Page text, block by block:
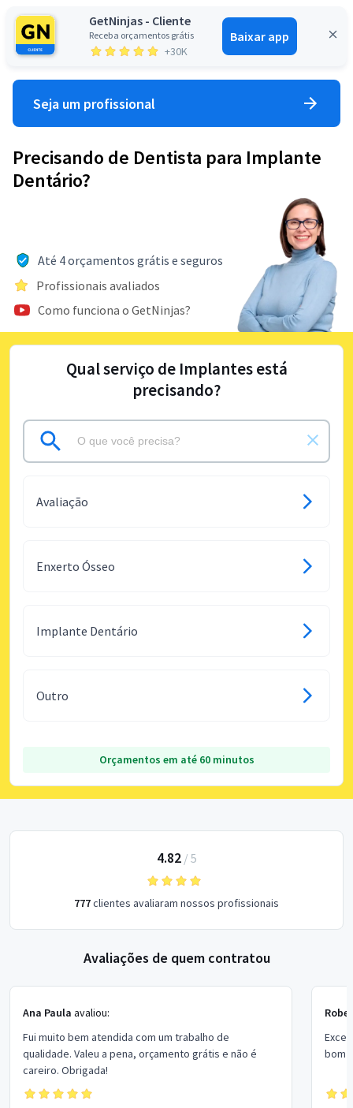
GetNinjas - Cliente
Receba orçamentos grátis
+30K
Baixar app
Entrar
Seja um profissional
Precisando de Dentista para Implante
Dentário?
Até 4 orçamentos grátis e seguros
Profissionais avaliados
Como funciona o GetNinjas?
Qual serviço de Implantes está
precisando?
Avaliação
Enxerto Ósseo
Implante Dentário
Outro
Orçamentos em até 60 minutos
4.82/ 5
777clientes avaliaram nossos profissionais
Avaliações de quem contratou
Ana Paula avaliou:
Fui muito bem atendida com um trabalho de
qualidade. Valeu a pena, orçamento grátis e não é
careiro. Obrigada!
bom